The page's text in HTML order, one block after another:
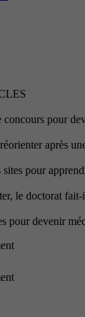
pour
après
pour
le doctorat
pour devenir